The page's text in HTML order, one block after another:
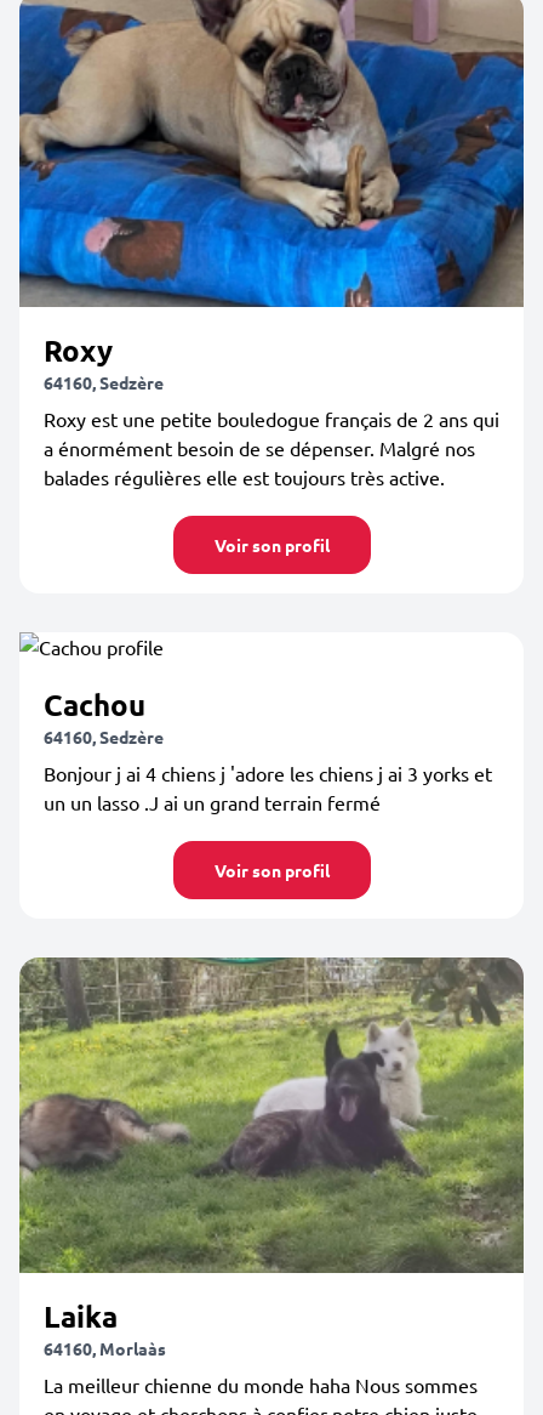
Roxy
64160, Sedzère
Roxy est une petite bouledogue français de 2 ans qui
a énormément besoin de se dépenser. Malgré nos
balades régulières elle est toujours très active.
Voir son profil
Cachou
64160, Sedzère
Bonjour j ai 4 chiens j 'adore les chiens j ai 3 yorks et
un un lasso .J ai un grand terrain fermé
Voir son profil
Laika
64160, Morlaàs
La meilleur chienne du monde haha Nous sommes